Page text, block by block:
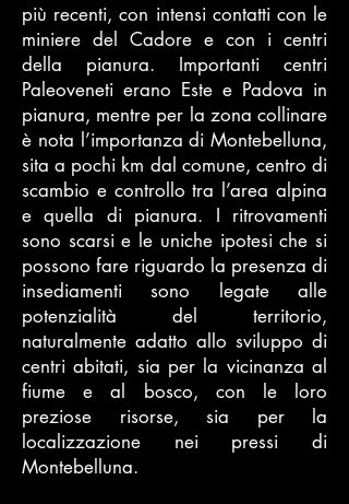
più recenti, con intensi contatti con le
miniere del Cadore e con i centri
della pianura. Importanti centri
Paleoveneti erano Este e Padova in
pianura, mentre per la zona collinare
è nota l’importanza di Montebelluna,
sita a pochi km dal comune, centro di
scambio e controllo tra l’area alpina
e quella di pianura. I ritrovamenti
sono scarsi e le uniche ipotesi che si
possono fare riguardo la presenza di
insediamenti sono legate alle
potenzialità del territorio,
naturalmente adatto allo sviluppo di
centri abitati, sia per la vicinanza al
fiume e al bosco, con le loro
preziose risorse, sia per la
localizzazione nei pressi di
Montebelluna.